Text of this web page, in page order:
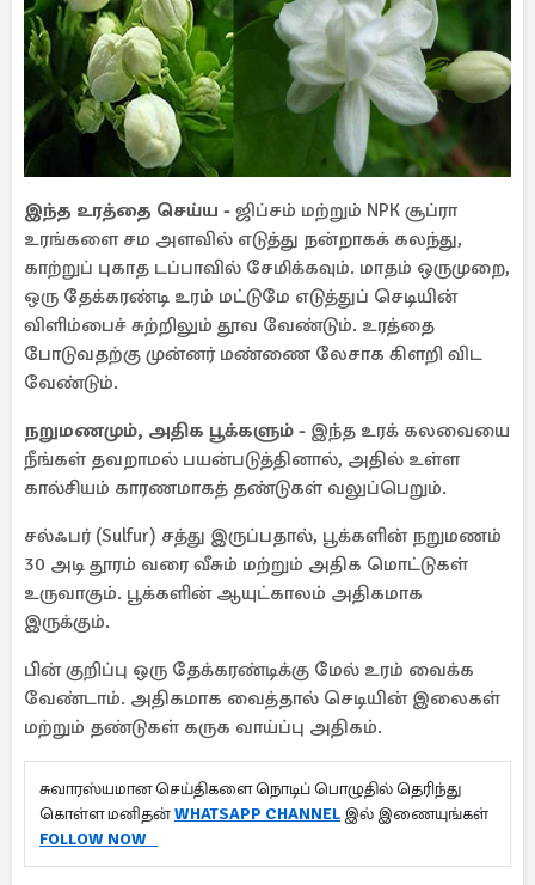
இந்த உரத்தை செய்ய - ஜிப்சம் மற்றும் NPK சூப்ரா
உரங்களை சம அளவில் எடுத்து நன்றாகக் கலந்து,
காற்றுப் புகாத டப்பாவில் சேமிக்கவும். மாதம் ஒருமுறை,
ஒரு தேக்கரண்டி உரம் மட்டுமே எடுத்துப் செடியின்
விளிம்பைச் சுற்றிலும் தூவ வேண்டும். உரத்தை
போடுவதற்கு முன்னர் மண்ணை லேசாக கிளறி விட
வேண்டும்.
நறுமணமும், அதிக பூக்களும் - இந்த உரக் கலவையை
நீங்கள் தவறாமல் பயன்படுத்தினால், அதில் உள்ள
கால்சியம் காரணமாகத் தண்டுகள் வலுப்பெறும்.
சல்ஃபர் (Sulfur) சத்து இருப்பதால், பூக்களின் நறுமணம்
30 அடி தூரம் வரை வீசும் மற்றும் அதிக மொட்டுகள்
உருவாகும். பூக்களின் ஆயுட்காலம் அதிகமாக
இருக்கும்.
பின் குறிப்பு ஒரு தேக்கரண்டிக்கு மேல் உரம் வைக்க
வேண்டாம். அதிகமாக வைத்தால் செடியின் இலைகள்
மற்றும் தண்டுகள் கருக வாய்ப்பு அதிகம்.
சுவாரஸ்யமான செய்திகளை நொடிப் பொழுதில் தெரிந்து
கொள்ள மனிதன்WHATSAPP CHANNEL இல் இணையுங்கள்
FOLLOW NOW